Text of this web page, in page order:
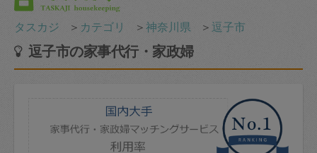
タスカジ ＞ カテゴリ ＞神奈川県 ＞逗子市
逗子市の家事代行・家政婦